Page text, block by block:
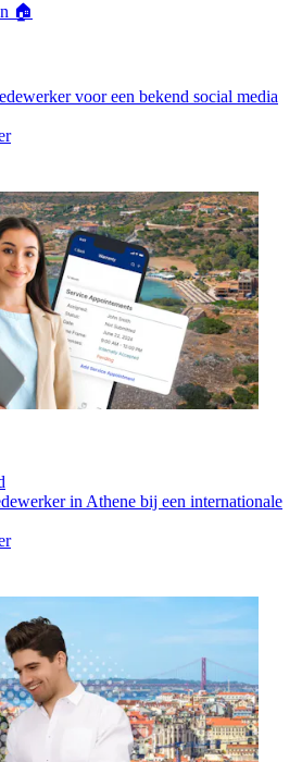
🏠
voor een bekend social media
in Athene bij een internationale